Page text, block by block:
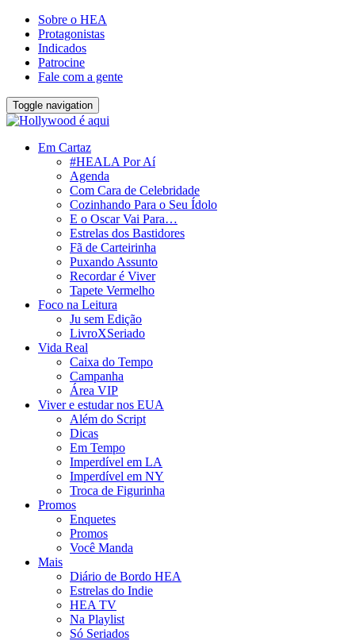
Sobre o HEA
Protagonistas
Indicados
Patrocine
Fale com a gente
Toggle navigation
Em Cartaz
#HEALA Por Aí
Agenda
Com Cara de Celebridade
Cozinhando Para o Seu Ídolo
E o Oscar Vai Para…
Estrelas dos Bastidores
Fã de Carteirinha
Puxando Assunto
Recordar é Viver
Tapete Vermelho
Foco na Leitura
Ju sem Edição
LivroXSeriado
Vida Real
Caixa do Tempo
Campanha
Área VIP
Viver e estudar nos EUA
Além do Script
Dicas
Em Tempo
Imperdível em LA
Imperdível em NY
Troca de Figurinha
Promos
Enquetes
Promos
Você Manda
Mais
Diário de Bordo HEA
Estrelas do Indie
HEA TV
Na Playlist
Só Seriados